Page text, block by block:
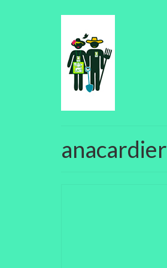
anacardier